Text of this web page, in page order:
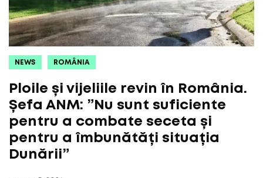
NEWS ROMÂNIA
Ploile și vijeliile revin în România.
Șefa ANM: ”Nu sunt suficiente
pentru a combate seceta și
pentru a îmbunătăți situația
Dunării”